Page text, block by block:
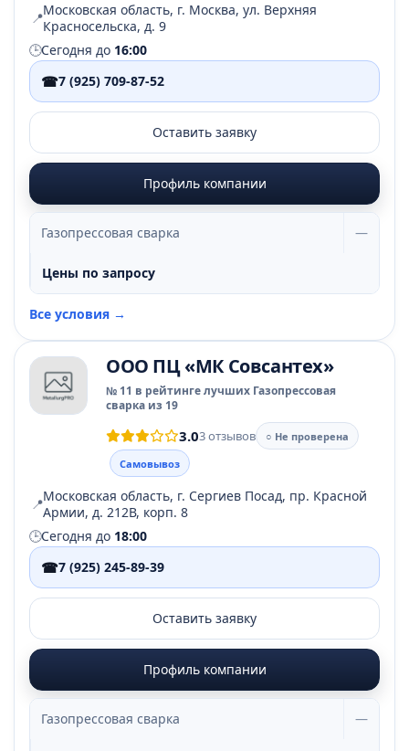
📍Московская область, г. Москва, ул. Верхняя
Красносельска, д. 9
🕒Сегодня до 16:00
☎7 (925) 709-87-52
Оставить заявку
Профиль компании
Газопрессовая сварка —
Цены по запросу
Все условия →
ООО ПЦ «МК Совсантех»
№ 11 в рейтинге лучших Газопрессовая
сварка из 19
3.03 отзывов
○ Не проверена
Самовывоз
📍Московская область, г. Сергиев Посад, пр. Красной
Армии, д. 212В, корп. 8
🕒Сегодня до 18:00
☎7 (925) 245-89-39
Оставить заявку
Профиль компании
Газопрессовая сварка —